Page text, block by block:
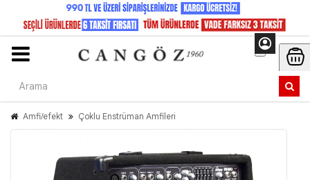
Amfi/efekt Çoklu Enstrüman Amfileri